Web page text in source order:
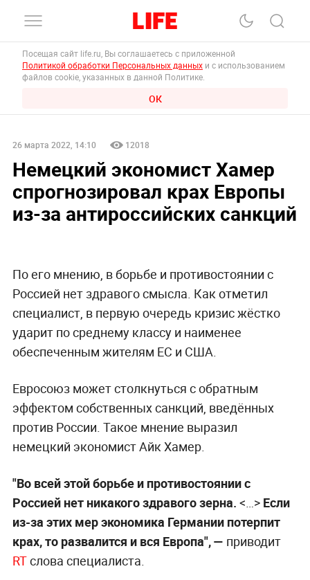
Посещая сайт life.ru, Вы соглашаетесь с приложенной
Политикой обработки Персональных данных и с использованием
файлов cookie, указанных в данной Политике.
ОК
26 марта 2022, 14:10 12018
Немецкий экономист Хамер
спрогнозировал крах Европы
из-за антироссийских санкций
По его мнению, в борьбе и противостоянии с
Россией нет здравого смысла. Как отметил
специалист, в первую очередь кризис жёстко
ударит по среднему классу и наименее
обеспеченным жителям ЕС и США.
Евросоюз может столкнуться с обратным
эффектом собственных санкций, введённых
против России. Такое мнение выразил
немецкий экономист Айк Хамер.
"Во всей этой борьбе и противостоянии с
Россией нет никакого здравого зерна. <…> Если
из-за этих мер экономика Германии потерпит
крах, то развалится и вся Европа", — приводит
RTслова специалиста.